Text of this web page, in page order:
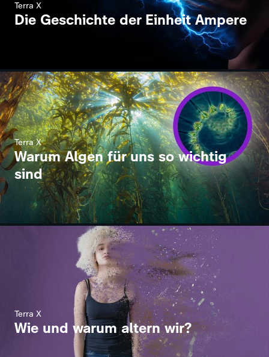
Terra X
Die Geschichte der Einheit Ampere
Terra X
Warum Algen für uns so wichtig
sind
Terra X
Wie und warum altern wir?